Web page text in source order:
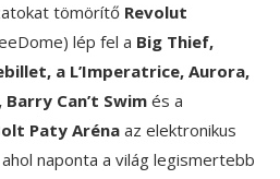
tömörítő Revolut
lép fel a Big Thief,
a L’Imperatrice, Aurora,
Can’t Swim és a
Paty Aréna az elektronikus
naponta a világ legismertebb